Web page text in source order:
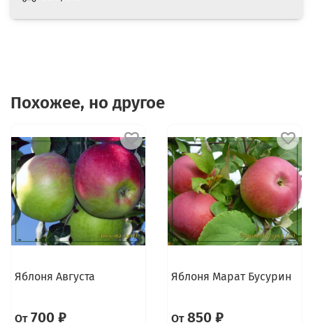
Похожее, но другое
Яблоня Августа
От700 ₽
Яблоня Марат Бусурин
От850 ₽